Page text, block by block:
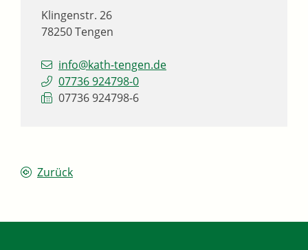
Klingenstr. 26
78250Tengen
info@kath-tengen.de
07736 924798-0
07736 924798-6
Zurück